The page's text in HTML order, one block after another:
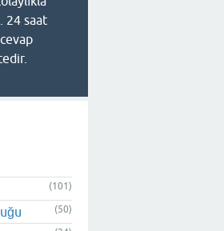
24 saat
(101)
(50)